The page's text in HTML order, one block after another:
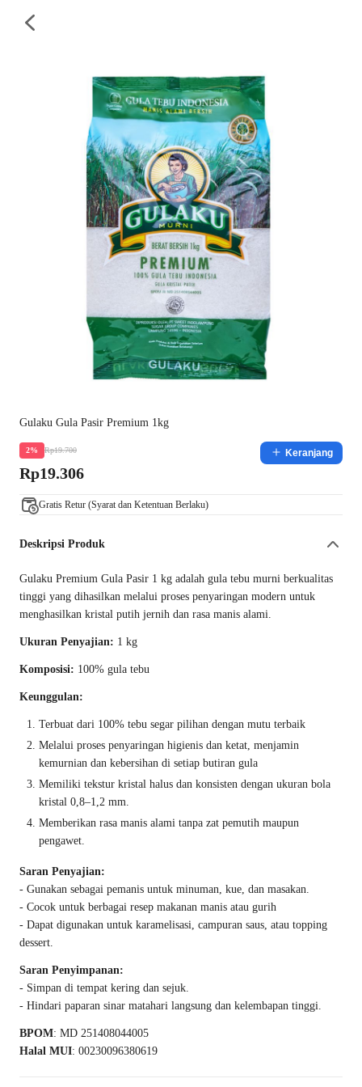
Gulaku Gula Pasir Premium 1kg
2% Rp19.700
Rp19.306
Keranjang
Gratis Retur (Syarat dan Ketentuan Berlaku)
Deskripsi Produk
Gulaku Premium Gula Pasir 1 kg adalah gula tebu murni berkualitas
tinggi yang dihasilkan melalui proses penyaringan modern untuk
menghasilkan kristal putih jernih dan rasa manis alami.
Ukuran Penyajian: 1 kg
Komposisi: 100% gula tebu
Keunggulan:
Terbuat dari 100% tebu segar pilihan dengan mutu terbaik
Melalui proses penyaringan higienis dan ketat, menjamin
kemurnian dan kebersihan di setiap butiran gula
Memiliki tekstur kristal halus dan konsisten dengan ukuran bola
kristal 0,8–1,2 mm.
Memberikan rasa manis alami tanpa zat pemutih maupun
pengawet.
Saran Penyajian:
- Gunakan sebagai pemanis untuk minuman, kue, dan masakan.
- Cocok untuk berbagai resep makanan manis atau gurih
- Dapat digunakan untuk karamelisasi, campuran saus, atau topping
dessert.
Saran Penyimpanan:
- Simpan di tempat kering dan sejuk.
- Hindari paparan sinar matahari langsung dan kelembapan tinggi.
BPOM: MD 251408044005
Halal MUI: 00230096380619